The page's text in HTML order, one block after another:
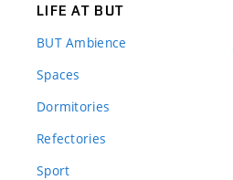
LIFE AT BUT
BUT Ambience
Spaces
Dormitories
Refectories
Sport